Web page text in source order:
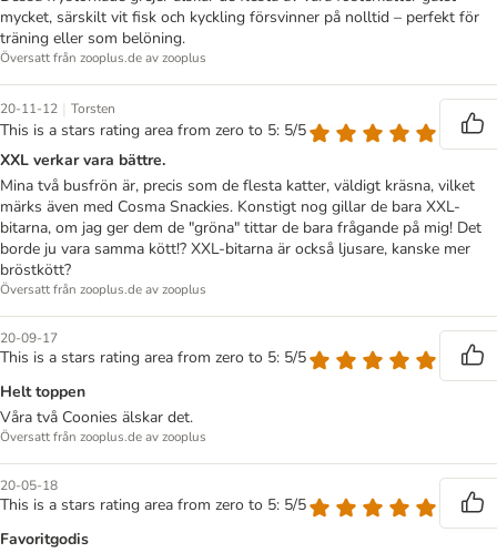
mycket, särskilt vit fisk och kyckling försvinner på nolltid – perfekt för
träning eller som belöning.
Översatt från zooplus.de av zooplus
20-11-12 | Torsten
This is a stars rating area from zero to 5: 5/5
XXL verkar vara bättre.
Mina två busfrön är, precis som de flesta katter, väldigt kräsna, vilket
märks även med Cosma Snackies. Konstigt nog gillar de bara XXL-
bitarna, om jag ger dem de "gröna" tittar de bara frågande på mig! Det
borde ju vara samma kött!? XXL-bitarna är också ljusare, kanske mer
bröstkött?
Översatt från zooplus.de av zooplus
20-09-17
This is a stars rating area from zero to 5: 5/5
Helt toppen
Våra två Coonies älskar det.
Översatt från zooplus.de av zooplus
20-05-18
This is a stars rating area from zero to 5: 5/5
Favoritgodis